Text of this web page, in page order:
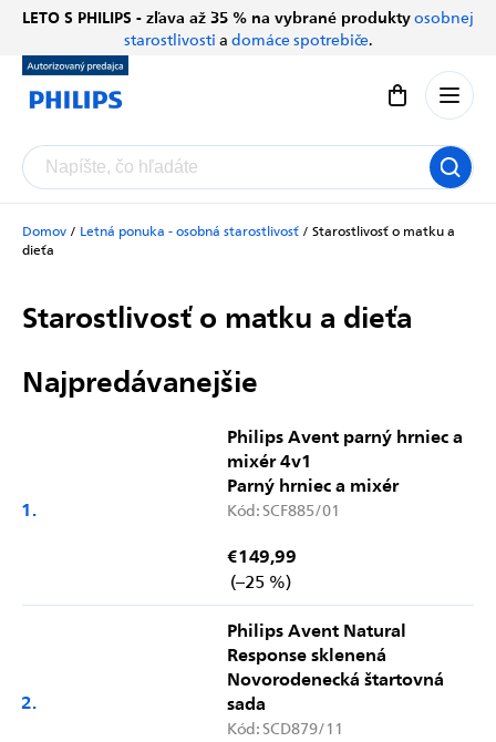
Prejsť
obsah
LETO S PHILIPS - zľava až 35 % na vybrané produktyosobnej
starostlivosti a domáce spotrebiče.
Nákupný
Domov / Letná ponuka - osobná starostlivosť / Starostlivosť o matku a
dieťa
Starostlivosť o matku a dieťa
Najpredávanejšie
Philips Avent parný hrniec a
mixér 4v1
Parný hrniec a mixér
Kód:SCF885/01
(–25 %)
€149,99
Philips Avent Natural
Response sklenená
Novorodenecká štartovná
sada
Kód:SCD879/11
Chatbot Filip
Autorizovaný predajce